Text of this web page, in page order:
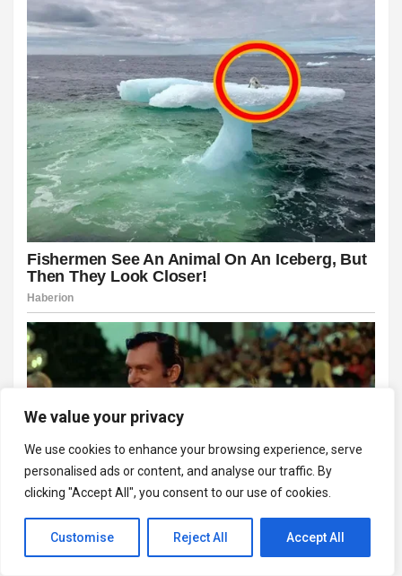
We value your privacy
We use cookies to enhance your browsing experience, serve
personalised ads or content, and analyse our traffic. By
clicking "Accept All", you consent to our use of cookies.
Customise Reject All Accept All